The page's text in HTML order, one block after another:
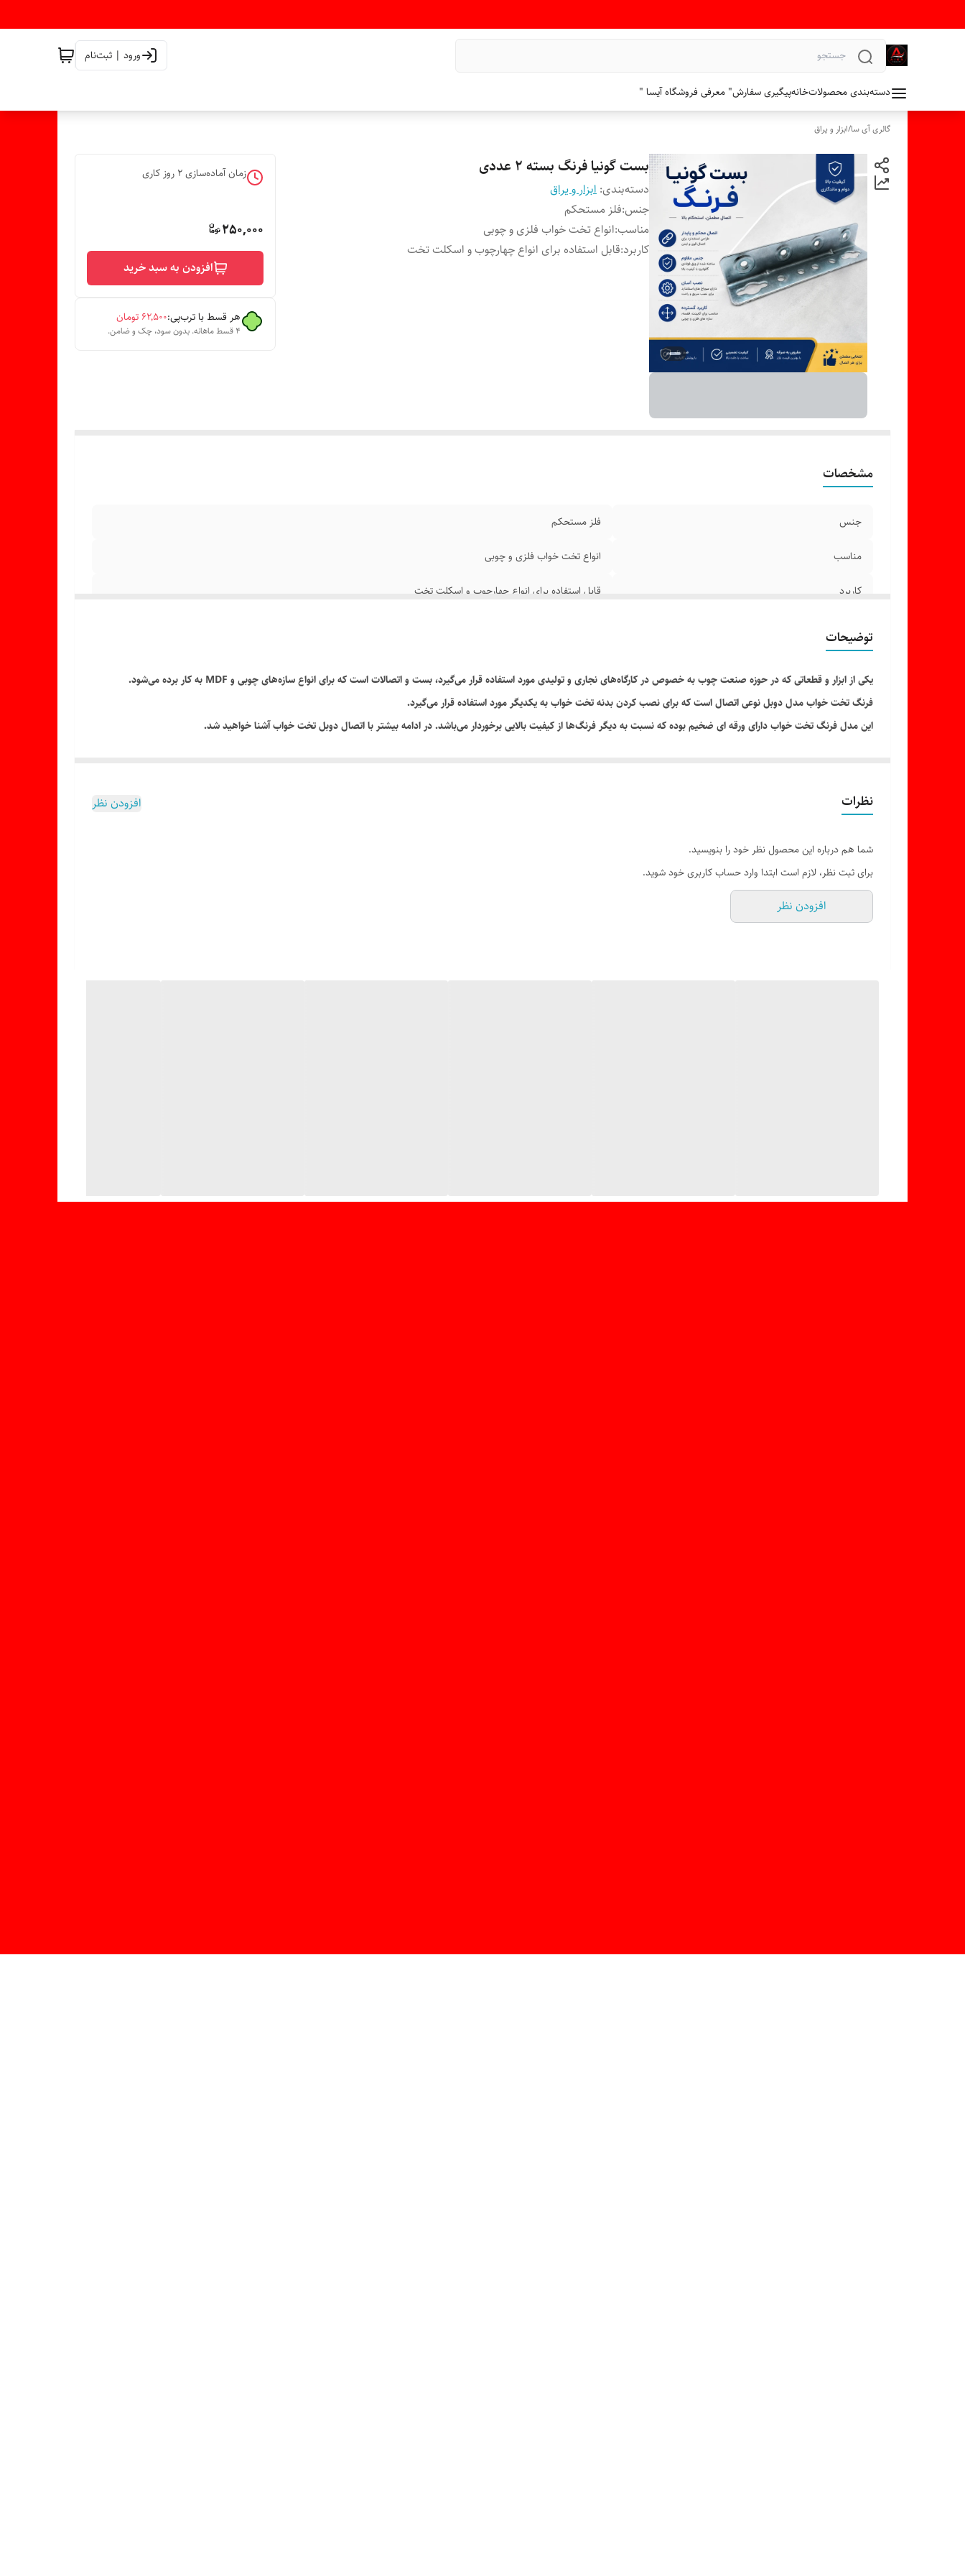
ورود | ثبت‌نام
دسته‌بندی محصولاتخانهپیگیری سفارش" معرفی فروشگاه آیسا "
گالری آی سا/ابزار و یراق
بست گونیا فرنگ بسته ۲ عددی
دسته‌بندی: ابزار و یراق
جنس:فلز مستحکم
مناسب:انواع تخت خواب فلزی و چوبی
کاربرد:قابل استفاده برای انواع چهارچوب و اسکلت تخت
زمان آماده‌سازی2 روز کاری
250,000
افزودن به سبد خرید
هر قسط با ترب‌پی:۶۲٬۵۰۰ تومان
۴ قسط ماهانه. بدون سود، چک و ضامن.
مشخصات
جنس فلز مستحکم
مناسب انواع تخت خواب فلزی و چوبی
کاربرد قابل استفاده برای انواع چهارچوب و اسکلت تخت
توضیحات
یکی از ابزار و قطعاتی که در حوزه صنعت چوب به خصوص در کارگاه‌های نجاری و تولیدی مورد استفاده قرار می‌گیرد، بست و اتصالات است که برای انواع سازه‌های چوبی و MDF به کار برده می‌شود.
فرنگ تخت خواب مدل دوبل نوعی اتصال است که برای نصب کردن بدنه تخت خواب به یکدیگر مورد استفاده قرار می‌گیرد.
این مدل فرنگ تخت خواب دارای ورقه ای ضخیم بوده که نسبت به دیگر فرنگ‌ها از کیفیت بالایی برخوردار می‌باشد. در ادامه بیشتر با اتصال دوبل تخت خواب آشنا خواهید شد.
نظرات افزودن نظر
شما هم درباره این محصول نظر خود را بنویسید.
برای ثبت نظر، لازم است ابتدا وارد حساب کاربری خود شوید.
افزودن نظر